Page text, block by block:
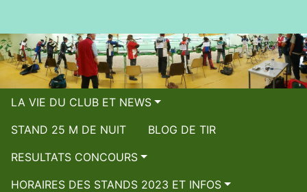
LA VIE DU CLUB ET NEWS
STAND 25 M DE NUIT
BLOG DE TIR
RESULTATS CONCOURS
HORAIRES DES STANDS 2023 ET INFOS